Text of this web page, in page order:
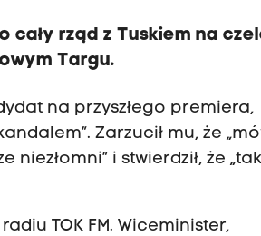
rząd z Tuskiem na
Targu.
na przyszłego premiera,
Zarzucił mu, że
i stwierdził, że
TOK FM. Wiceminister,